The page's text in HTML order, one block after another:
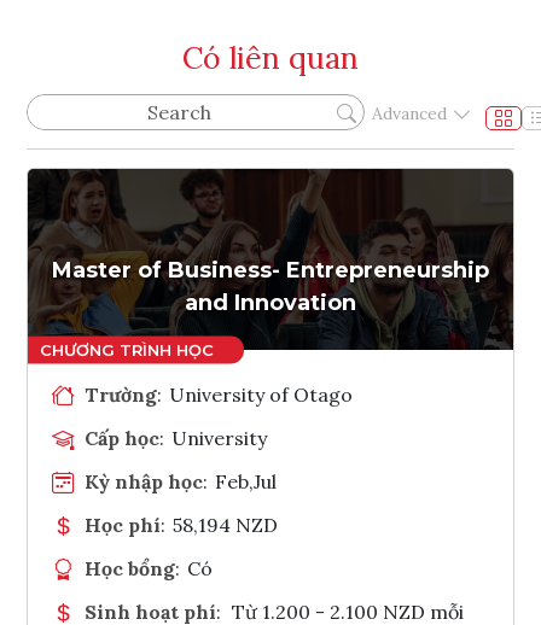
Có liên quan
Advanced
Master of Business- Entrepreneurship
and Innovation
Trường: University of Otago
Cấp học: University
Kỳ nhập học: Feb,Jul
Học phí: 58,194 NZD
Học bổng: Có
Sinh hoạt phí: Từ 1.200 - 2.100 NZD mỗi